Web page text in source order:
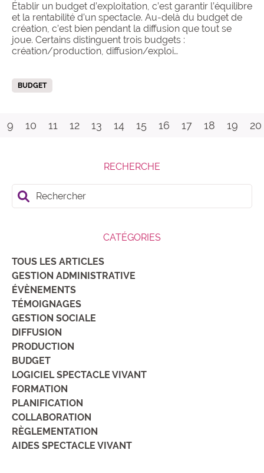
RECHERCHE
Rechercher
CATÉGORIES
TOUS LES ARTICLES
GESTION ADMINISTRATIVE
ÉVÈNEMENTS
TÉMOIGNAGES
GESTION SOCIALE
DIFFUSION
PRODUCTION
BUDGET
LOGICIEL SPECTACLE VIVANT
FORMATION
PLANIFICATION
COLLABORATION
RÈGLEMENTATION
AIDES SPECTACLE VIVANT
Établir un budget d’exploitation, c’est garantir l’équilibre
et la rentabilité d’un spectacle. Au-delà du budget de
création, c’est bien pendant la diffusion que tout se
joue. Certains distinguent trois budgets :
création/production, diffusion/exploi…
BUDGET
9 10 11 12 13 14 15 16 17 18 19 20